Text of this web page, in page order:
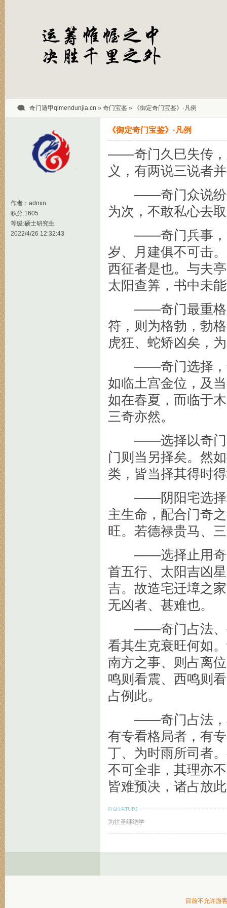
奇门遁甲qimendunjia.cn » 奇门宝鉴 » 《御定奇门宝鉴》·凡例
作者： admin
积分:1605
等级:硕士研究生
2022/4/26 12:32:43
《御定奇门宝鉴》·凡例
——奇门久巳失传，
义，有两说三说者
——奇门众说纷然
为次，不敢私心去
——奇门兵事，避
岁、月建俱不可击
西征者是也。与夫
太阳查筭，书中未
——奇门最重格局
符，则为格勃，勃
虎狂、蛇矫凶矣，
——奇门选择，最
如临土宫金位，及
如在春夏，而临于
三奇亦然。
——选择以奇门会
门则当另择矣。然
类，皆当择其得时
——阴阳宅选择粗
主生命，配合门奇
旺。若德禄贵马、
——选择止用奇门
首五行、太阳吉凶
吉。故造宅迁墇之
无凶者、甚难也。
——奇门占法、要
看其生克衰旺何如
南方之事、则占离
鸣则看震、西鸣则
占例此。
——奇门占法，其
有专看格局者，有
丁、为时雨所司者
不可全非，其理亦
皆难预决，诸占放
为往圣继绝学
目前不允许游